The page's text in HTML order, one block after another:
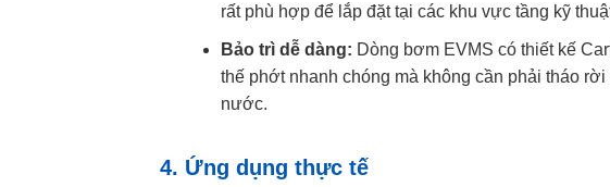
rất phù hợp để lắp đặt tại các khu vực tầng kỹ
Bảo trì dễ dàng: Dòng bơm EVMS có thiết kế
thế phớt nhanh chóng mà không cần phải tháo
nước.
4. Ứng dụng thực tế